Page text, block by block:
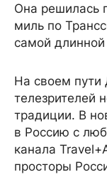
Она решилась
миль по
самой
На своем пути
телезрителей
традиции. В
в Россию с
канала
просторы